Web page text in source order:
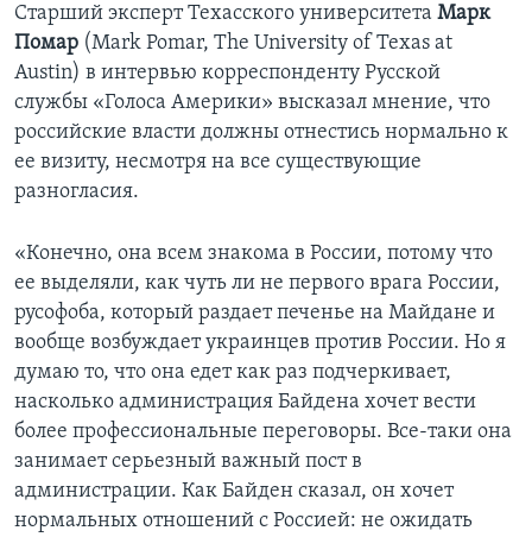
Старший эксперт Техасского университета Марк
Помар (Mark Pomar, The University of Texas at
Austin) в интервью корреспонденту Русской
службы «Голоса Америки» высказал мнение, что
российские власти должны отнестись нормально к
ее визиту, несмотря на все существующие
разногласия.
«Конечно, она всем знакома в России, потому что
ее выделяли, как чуть ли не первого врага России,
русофоба, который раздает печенье на Майдане и
вообще возбуждает украинцев против России. Но я
думаю то, что она едет как раз подчеркивает,
насколько администрация Байдена хочет вести
более профессиональные переговоры. Все-таки она
занимает серьезный важный пост в
администрации. Как Байден сказал, он хочет
нормальных отношений с Россией: не ожидать